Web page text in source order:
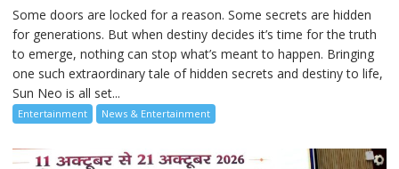
Some doors are locked for a reason. Some secrets are hidden
for generations. But when destiny decides it’s time for the truth
to emerge, nothing can stop what’s meant to happen. Bringing
one such extraordinary tale of hidden secrets and destiny to life,
Sun Neo is all set...
Entertainment News & Entertainment